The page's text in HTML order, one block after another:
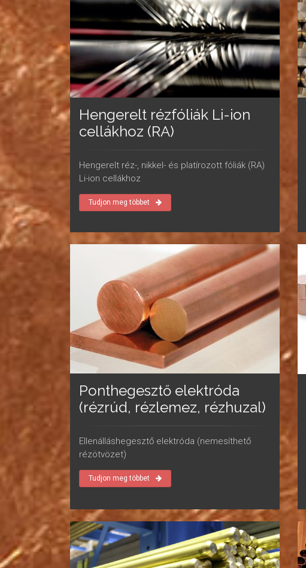
Hengerelt rézfóliák Li-ion
cellákhoz (RA)
Hengerelt réz-, nikkel- és platírozott fóliák (RA)
Li-ion cellákhoz
Tudjon meg többet
Ponthegesztő elektróda
(rézrúd, rézlemez, rézhuzal)
Ellenálláshegesztő elektróda (nemesíthető
rézötvözet)
Tudjon meg többet